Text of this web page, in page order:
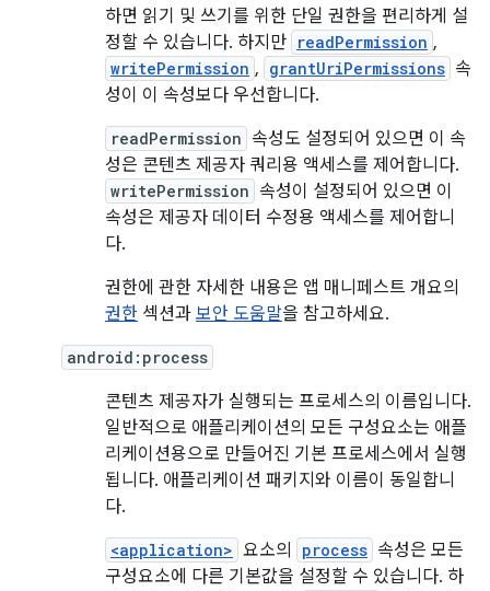
하면 읽기 및 쓰기를 위한 단일 권한을 편리하게 설
정할 수 있습니다. 하지만 readPermission ,
writePermission , grantUriPermissions 속
성이 이 속성보다 우선합니다.
readPermission 속성도 설정되어 있으면 이 속
성은 콘텐츠 제공자 쿼리용 액세스를 제어합니다.
writePermission 속성이 설정되어 있으면 이
속성은 제공자 데이터 수정용 액세스를 제어합니
다.
권한에 관한 자세한 내용은 앱 매니페스트 개요의
권한 섹션과 보안 도움말을 참고하세요.
android:process
콘텐츠 제공자가 실행되는 프로세스의 이름입니다.
일반적으로 애플리케이션의 모든 구성요소는 애플
리케이션용으로 만들어진 기본 프로세스에서 실행
됩니다. 애플리케이션 패키지와 이름이 동일합니
다.
<application> 요소의 process 속성은 모든
구성요소에 다른 기본값을 설정할 수 있습니다. 하